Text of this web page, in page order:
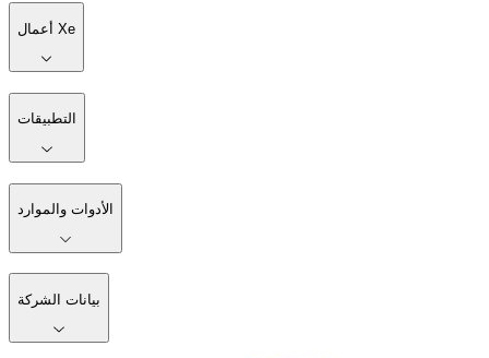
أعمال Xe
التطبيقات
الأدوات والموارد
بيانات الشركة